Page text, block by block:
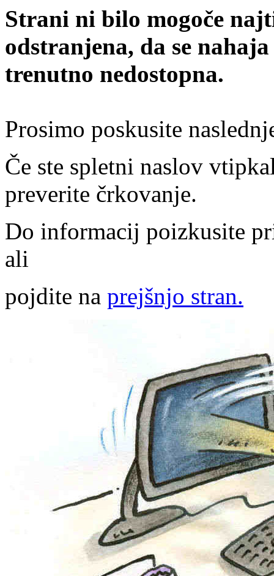
Strani ni bilo mogoče
odstranjena, da se
trenutno nedostopna.
Prosimo poskusite
Če ste spletni naslov
preverite črkovanje.
Do informacij poizkusite
ali
pojdite na prejšnjo stran.